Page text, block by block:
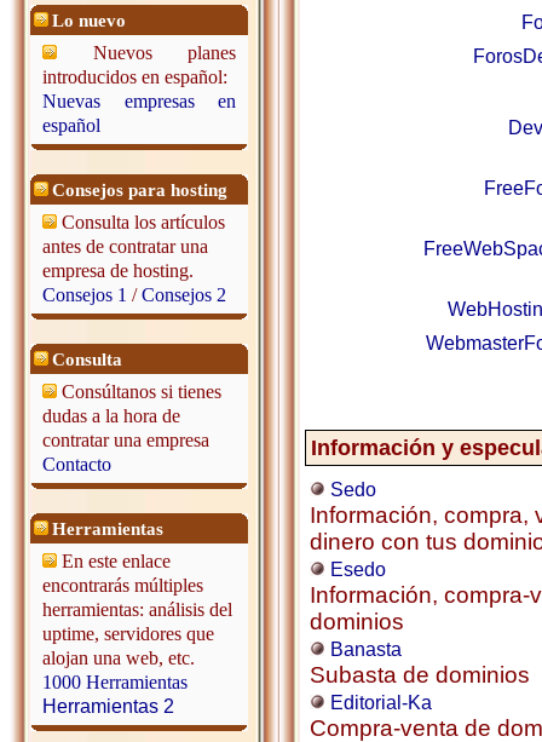
Lo nuevo
Nuevos planes
introducidos en español:
Nuevas empresas en
español
Consejos para hosting
Consulta los artículos
antes de contratar una
empresa de hosting.
Consejos 1 /Consejos 2
Consulta
Consúltanos si tienes
dudas a la hora de
contratar una empresa
Contacto
Herramientas
En este enlace
encontrarás múltiples
herramientas: análisis del
uptime, servidores que
alojan una web, etc.
1000 Herramientas
Herramientas 2
Información y
Sedo
Información, compra,
dinero con tus
Esedo
Información, compra-
dominios
Banasta
Subasta de dominios
Editorial-Ka
Compra-venta de